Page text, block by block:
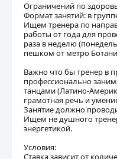
Ограничений по
Формат занятий: в
Ищем тренера по
работы от года для
раза в неделю
пешком от метро
Важно что бы тренер в
профессионально
танцами (Латино-
грамотная речь и
Занятие должно
Ищем не душного
энергетикой.
Условия:
Ставка зависит от